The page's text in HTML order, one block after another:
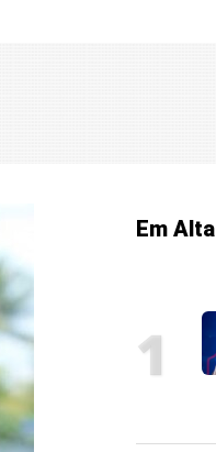
Em Alta